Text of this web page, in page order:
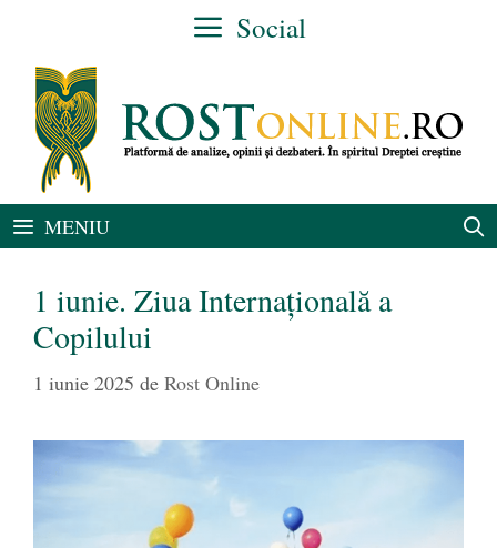
conținut
Social
MENIU
1 iunie. Ziua Internațională a
Copilului
1 iunie 2025 de Rost Online